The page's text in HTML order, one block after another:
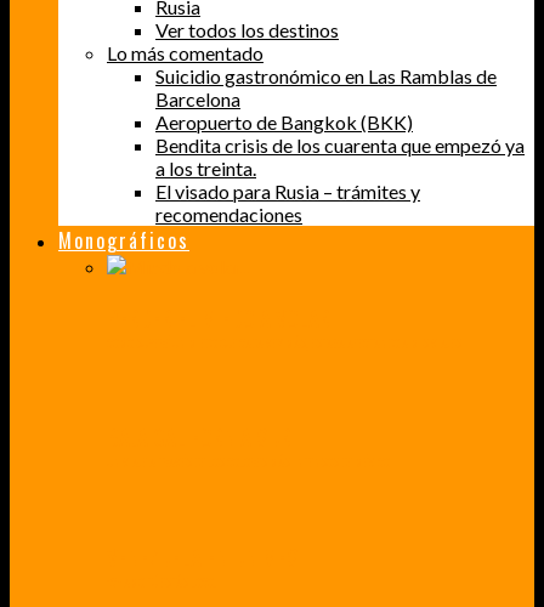
Rusia
Ver todos los destinos
Lo más comentado
Suicidio gastronómico en Las Ramblas de
Barcelona
Aeropuerto de Bangkok (BKK)
Bendita crisis de los cuarenta que empezó ya
a los treinta.
El visado para Rusia – trámites y
recomendaciones
Monográficos